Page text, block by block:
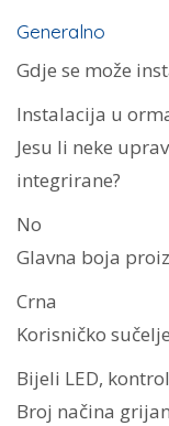
Generalno
Gdje se može
Instalacija u
Jesu li neke
integrirane?
No
Glavna boja
Crna
Korisničko sučelje
Bijeli LED,
Broj načina